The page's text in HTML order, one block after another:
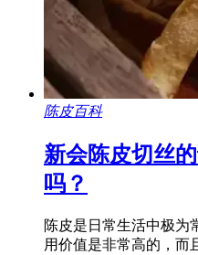
陈皮百科
新会陈皮切丝
吗？
陈皮是日常生活中极为
用价值是非常高的，而